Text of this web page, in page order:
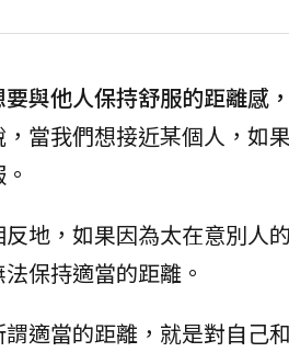
要與他人保持舒服的距離感
，當我們想接近某個人，如
。
反地，如果因為太在意別人
法保持適當的距離。
謂適當的距離，就是對自己